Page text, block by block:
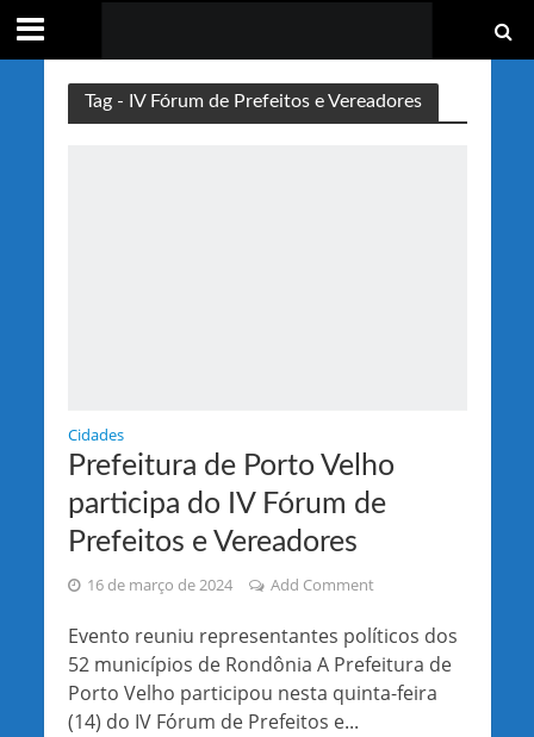
Tag - IV Fórum de Prefeitos e Vereadores
Cidades
Prefeitura de Porto Velho
participa do IV Fórum de
Prefeitos e Vereadores
16 de março de 2024 Add Comment
Evento reuniu representantes políticos dos
52 municípios de Rondônia A Prefeitura de
Porto Velho participou nesta quinta-feira
(14) do IV Fórum de Prefeitos e...